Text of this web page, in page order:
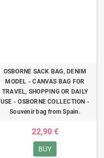
OSBORNE SACK BAG, DENIM
MODEL - CANVAS BAG FOR
TRAVEL, SHOPPING OR DAILY
USE - OSBORNE COLLECTION -
Souvenir bag from Spain.
22,90 €
BUY